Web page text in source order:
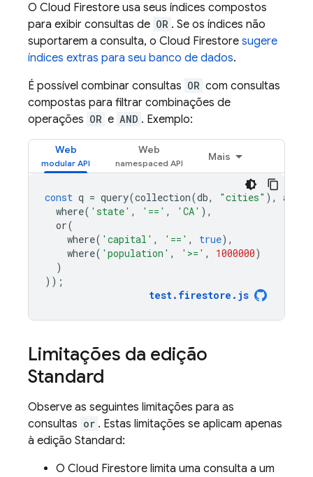
O Cloud Firestore usa seus índices compostos
para exibir consultas de OR . Se os índices não
suportarem a consulta, o Cloud Firestore sugere
índices extras para seu banco de dados.
É possível combinar consultas OR com consultas
compostas para filtrar combinações de
operações OR e AND . Exemplo:
Web Web
Mais
const q = query(collection(db, "cities" ), and
where( 'state' , '==' , 'CA' ),
or(
where( 'capital' , '==' , true),
where( 'population' , '>=' , 1000000)
)
));
test. firestore . js
Limitações da edição
Standard
Observe as seguintes limitações para as
consultas or . Estas limitações se aplicam apenas
à edição Standard:
O Cloud Firestore limita uma consulta a um